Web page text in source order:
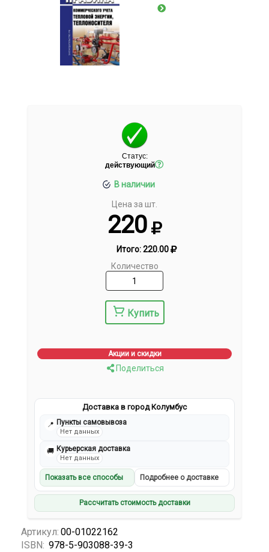
Статус:
действующий
В наличии
Цена за шт.
220
Итого:220.00
Количество
Купить
Акции и скидки
Поделиться
Доставка в город Колумбус
📍 Пункты самовывоза
Нет данных
🚚 Курьерская доставка
Нет данных
Показать все способы Подробнее о доставке
Рассчитать стоимость доставки
Артикул: 00-01022162
ISBN: 978-5-903088-39-3